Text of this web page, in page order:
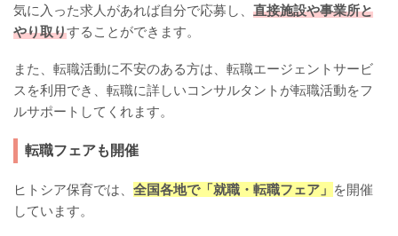
気に入った求人があれば自分で応募し、 直接施設や事業所と
やり取りすることができます。
また、転職活動に不安のある方は、転職エージェントサービ
スを利用でき、転職に詳しいコンサルタントが転職活動をフ
ルサポートしてくれます。
転職フェアも開催
ヒトシア保育では、 全国各地で「就職・転職フェア」 を開催
しています。